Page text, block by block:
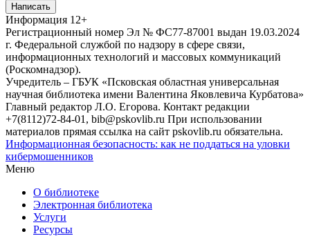
Написать
Информация 12+
Регистрационный номер Эл № ФС77-87001 выдан 19.03.2024
г. Федеральной службой по надзору в сфере связи,
информационных технологий и массовых коммуникаций
(Роскомнадзор).
Учредитель – ГБУК «Псковская областная универсальная
научная библиотека имени Валентина Яковлевича Курбатова»
Главный редактор Л.О. Егорова. Контакт редакции
+7(8112)72-84-01, bib@pskovlib.ru При использовании
материалов прямая ссылка на сайт pskovlib.ru обязательна.
Информационная безопасность: как не поддаться на уловки
кибермошенников
Меню
О библиотеке
Электронная библиотека
Услуги
Ресурсы